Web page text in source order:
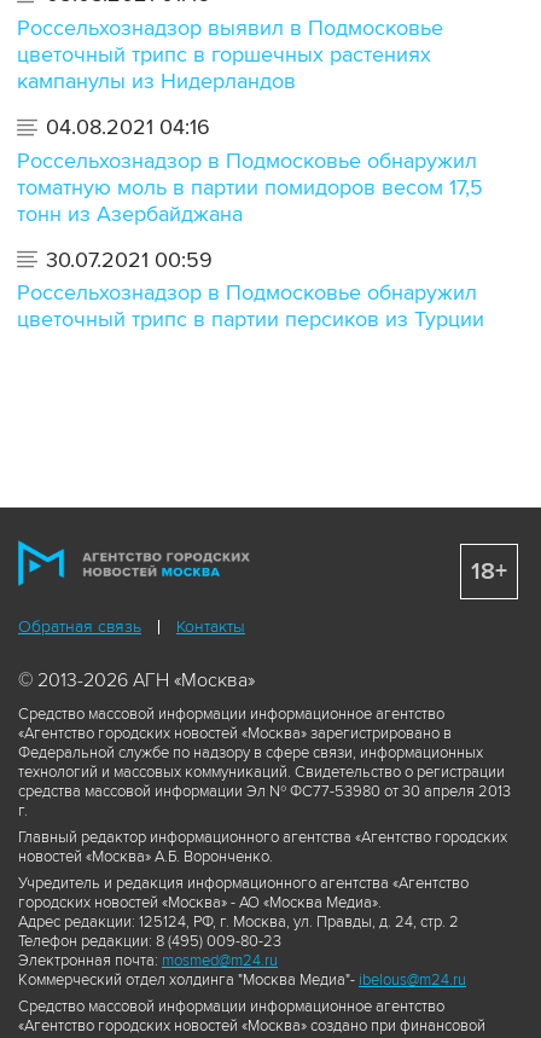
Россельхознадзор выявил в Подмосковье
цветочный трипс в горшечных растениях
кампанулы из Нидерландов
04.08.2021 04:16
Россельхознадзор в Подмосковье обнаружил
томатную моль в партии помидоров весом 17,5
тонн из Азербайджана
30.07.2021 00:59
Россельхознадзор в Подмосковье обнаружил
цветочный трипс в партии персиков из Турции
Обратная связь Контакты
© 2013-2026 АГН «Москва»
Средство массовой информации информационное агентство
«Агентство городских новостей «Москва» зарегистрировано в
Федеральной службе по надзору в сфере связи, информационных
технологий и массовых коммуникаций. Свидетельство о регистрации
средства массовой информации Эл № ФС77-53980 от 30 апреля 2013
г.
Главный редактор информационного агентства «Агентство городских
новостей «Москва» А.Б. Воронченко.
Учредитель и редакция информационного агентства «Агентство
городских новостей «Москва» - АО «Москва Медиа».
Адрес редакции: 125124, РФ, г. Москва, ул. Правды, д. 24, стр. 2
Телефон редакции: 8 (495) 009-80-23
Электронная почта: mosmed@m24.ru
Коммерческий отдел холдинга "Москва Медиа"- ibelous@m24.ru
Средство массовой информации информационное агентство
«Агентство городских новостей «Москва» создано при финансовой
18+